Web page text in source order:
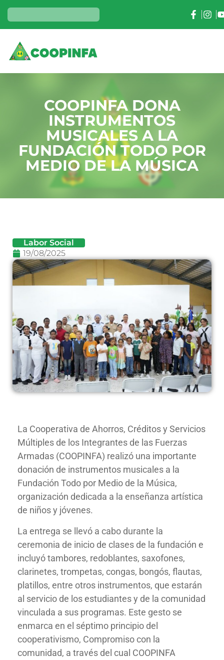
COOPINFA DONA
INSTRUMENTOS
MUSICALES A LA
FUNDACIÓN TODO POR
MEDIO DE LA MÚSICA
Labor Social
19/08/2025
La Cooperativa de Ahorros, Créditos y Servicios
Múltiples de los Integrantes de las Fuerzas
Armadas (COOPINFA) realizó una importante
donación de instrumentos musicales a la
Fundación Todo por Medio de la Música,
organización dedicada a la enseñanza artística
de niños y jóvenes.
La entrega se llevó a cabo durante la
ceremonia de inicio de clases de la fundación e
incluyó tambores, redoblantes, saxofones,
clarinetes, trompetas, congas, bongós, flautas,
platillos, entre otros instrumentos, que estarán
al servicio de los estudiantes y de la comunidad
vinculada a sus programas. Este gesto se
enmarca en el séptimo principio del
cooperativismo, Compromiso con la
comunidad, a través del cual COOPINFA